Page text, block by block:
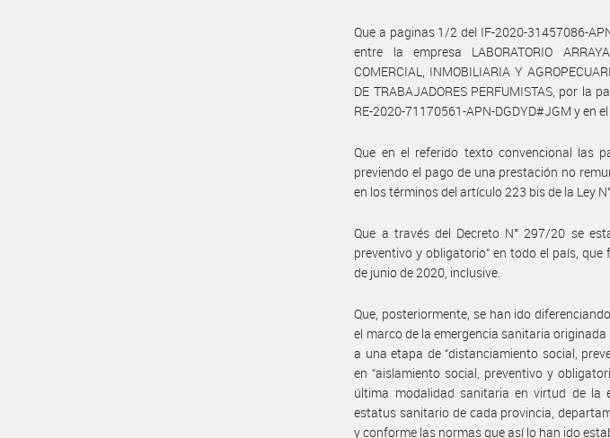
Que a paginas 1/2 del IF-2020-31457086-
entre la empresa LABORATORIO
COMERCIAL, INMOBILIARIA Y
DE TRABAJADORES PERFUMISTAS, por
RE-2020-71170561-APN-DGDYD#JGM y en
Que en el referido texto convencional las
previendo el pago de una prestación no
en los términos del artículo 223 bis de la Ley
Que a través del Decreto N° 297/20 se
preventivo y obligatorio” en todo el país,
de junio de 2020, inclusive.
Que, posteriormente, se han ido
el marco de la emergencia sanitaria
a una etapa de “distanciamiento social,
en “aislamiento social, preventivo y
última modalidad sanitaria en virtud de la
estatus sanitario de cada provincia,
y conforme las normas que así lo han ido